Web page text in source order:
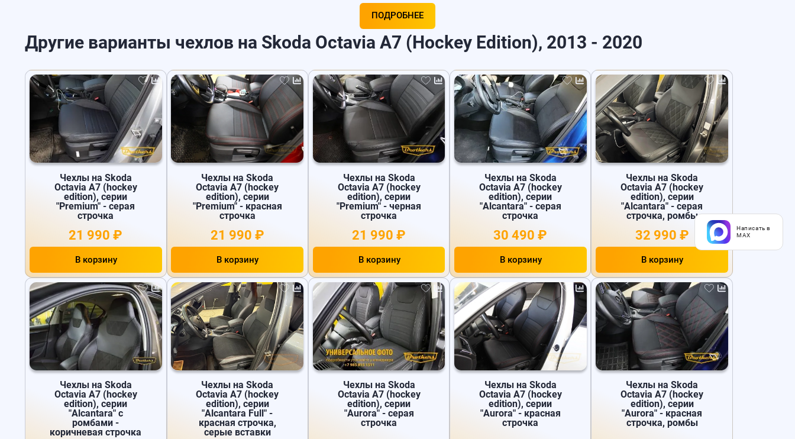
ПОДРОБНЕЕ
Другие варианты чехлов на Skoda Octavia A7 (Hockey Edition), 2013 - 2020
Чехлы на Skoda
Octavia A7 (hockey
edition), серии
"Premium" - серая
строчка
21 990 ₽
В корзину
Чехлы на Skoda
Octavia A7 (hockey
edition), серии
"Premium" - красная
строчка
21 990 ₽
В корзину
Чехлы на Skoda
Octavia A7 (hockey
edition), серии
"Premium" - черная
строчка
21 990 ₽
В корзину
Чехлы на Skoda
Octavia A7 (hockey
edition), серии
"Alcantara" - серая
строчка
30 490 ₽
В корзину
Чехлы на Skoda
Octavia A7 (hockey
edition), серии
"Alcantara" - серая
строчка, ромбы
32 990 ₽
В корзину
Чехлы на Skoda
Octavia A7 (hockey
edition), серии
"Alcantara" с
ромбами -
коричневая строчка
Чехлы на Skoda
Octavia A7 (hockey
edition), серии
"Alcantara Full" -
красная строчка,
серые вставки
Чехлы на Skoda
Octavia A7 (hockey
edition), серии
"Aurora" - серая
строчка
Чехлы на Skoda
Octavia A7 (hockey
edition), серии
"Aurora" - красная
строчка
Чехлы на Skoda
Octavia A7 (hockey
edition), серии
"Aurora" - красная
строчка, ромбы
Написать в
MAX